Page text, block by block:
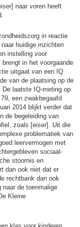
naar voren heeft
in reactie
huidige inzichten
instelling voor
in het voorgaande
uitgaat van een IQ
van de plaatsing op de
De laatste IQ-meting op
een zwakbegaafd
2014 blijkt verder dat
de begeleiding van
zoals [eiser]. Uit die
problematiek van
leervermogen met
sociaal-
stoornis en
dan ook niet dat er
rechtbank dan ook
naar de toenmalige
Kleine